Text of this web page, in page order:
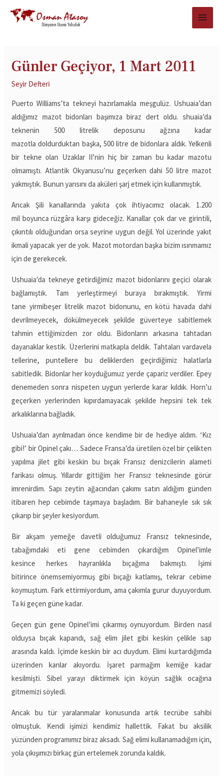
Günler Geçiyor, 1 Mart 2011
Seyir Defteri
Puerto Williams’ta tekneyi hazırlamakla meşgulüz. Ushuaia’dan
aldığımız mazot bidonları başımıza biraz dert oldu. shuaia’da
teknenin 500 litrelik deposunu ağzına kadar
mazotla doldurduktan başka, 500 litre de bidonlara aldık. Yelkenli
bir tekne olan Uzaklar II’nin hiç bir zaman bu kadar mazotu
olmamıştı. Atlantik Okyanusu’nu geçerken dahi 50 litre mazot
yakmıştık. Bunun yarısını da aküleri şarj etmek için kullanmıştık.
Ancak Şili kanallarında yakıta çok ihtiyacımız olacak. 1.200
mil boyunca rüzgâra karşı gideceğiz. Kanallar çok dar ve girintili,
çıkıntılı olduğundan orsa seyrine uygun değil. Yol üzerinde yakıt
ikmali yapacak yer de yok. Mazot motordan başka bizim ısınmamız
için de gerekecek.
Ushuaia’da tekneye getirdiğimiz mazot bidonlarını geçici olarak
bağlamıştık. Tam yerleştirmeyi buraya bırakmıştık. Yirmi
tane yirmibeşer litrelik mazot bidonunu, en kötü havada dahi
devrilmeyecek, dökülmeyecek şekilde güverteye sabitlemek
tahmin ettiğimizden zor oldu. Bidonların arkasına tahtadan
dayanaklar kestik. Üzerlerini matkapla deldik. Tahtaları vardavela
tellerine, puntellere bu deliklerden geçirdiğimiz halatlarla
sabitledik. Bidonlar her koyduğumuz yerde çapariz verdiler. Epey
denemeden sonra nispeten uygun yerlerde karar kıldık. Horn’u
geçerken yerlerinden kıpırdamayacak şekilde hepsini tek tek
arkalıklarına bağladık.
Ushuaia’dan ayrılmadan önce kendime bir de hediye aldım. ‘Kız
gibi!’ bir Opinel çakı… Sadece Fransa’da üretilen özel bir çelikten
yapılma jilet gibi keskin bu bıçak Fransız denizcilerin alameti
farikası olmuş. Yıllardır gittiğim her Fransız teknesinde görür
imrenirdim. Sapı zeytin ağacından çakımı satın aldığım günden
itibaren hep cebimde taşımaya başladım. Bir bahaneyle sık sık
çıkarıp bir şeyler kesiyordum.
Bir akşam yemeğe davetli olduğumuz Fransız teknesinde,
tabağımdaki eti gene cebimden çıkardığım Opinel’imle
kesince herkes hayranlıkla bıçağıma bakmıştı. İşimi
bitirince önemsemiyormuş gibi bıçağı katlamış, tekrar cebime
koymuştum. Fark ettirmiyordum, ama çakımla gurur duyuyordum.
Ta ki geçen güne kadar.
Geçen gün gene Opinel’imi çıkarmış oynuyordum. Birden nasıl
olduysa bıçak kapandı, sağ elim jilet gibi keskin çelikle sap
arasında kaldı. İçimde keskin bir acı duydum. Elimi kurtardığımda
üzerinden kanlar akıyordu. İşaret parmağım kemiğe kadar
kesilmişti. Sibel yarayı diktirmek için köyün sağlık ocağına
gitmemizi söyledi.
Ancak bu tür yaralanmalar konusunda artık tecrübe sahibi
olmuştuk. Kendi işimizi kendimiz hallettik. Fakat bu aksilik
yüzünden programımız biraz aksadı. Sağ elimi kullanamadığım için,
yola çıkışımızı birkaç gün ertelemek zorunda kaldık.